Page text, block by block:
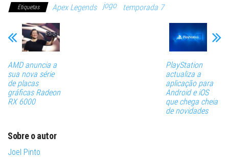
Etiquetas Apex Legends jogo temporada 7
AMD anuncia a
sua nova série
de placas
gráficas Radeon
RX 6000
PlayStation
actualiza a
aplicação para
Android e iOS
que chega cheia
de novidades
Sobre o autor
Joel Pinto